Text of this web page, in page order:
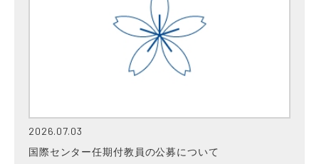
2026.07.03
国際センター任期付教員の公募について